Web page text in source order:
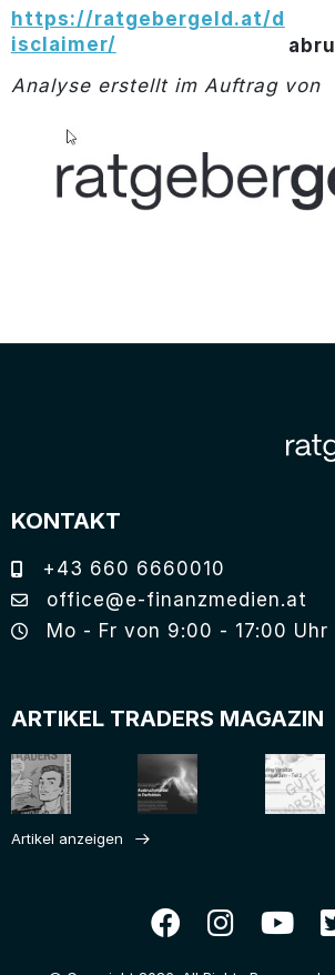
https://ratgebergeld.at/d
isclaimer/
Analyse erstellt im Auftrag von
KONTAKT
+43 660 6660010
office@e-finanzmedien.at
Mo - Fr von 9:00 - 17:00 Uhr
ARTIKEL TRADERS MAGAZIN
Artikel anzeigen